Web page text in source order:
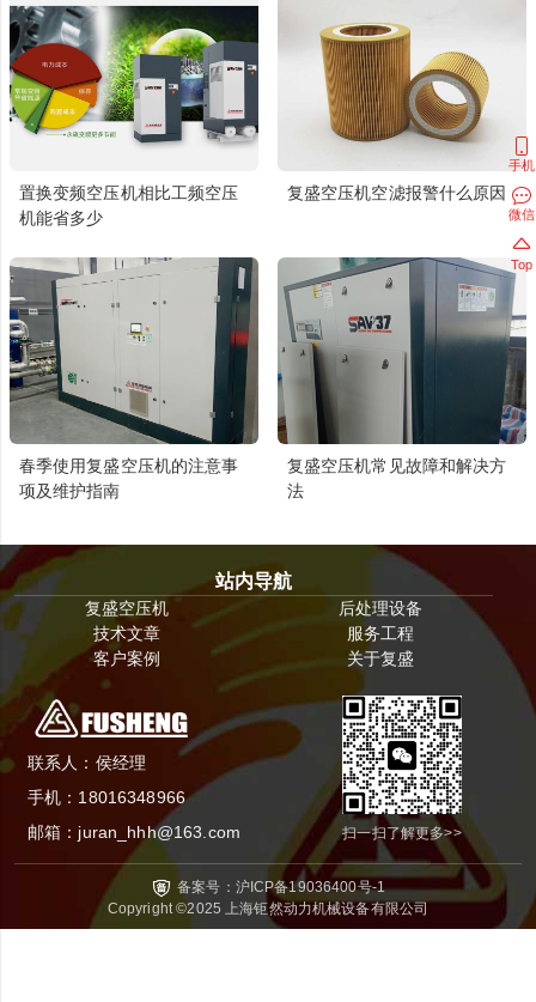
手机
微信
Top
置换变频空压机相比工频空压
机能省多少
复盛空压机空滤报警什么原因
春季使用复盛空压机的注意事
项及维护指南
复盛空压机常见故障和解决方
法
站内导航
复盛空压机
后处理设备
技术文章
服务工程
客户案例
关于复盛
联系人： 侯经理
手机： 18016348966
邮箱： juran_hhh@163.com 扫一扫了解更多>>
备案号： 沪ICP备19036400号-1
Copyright ©2025
上海钜然动力机械设备有限公司